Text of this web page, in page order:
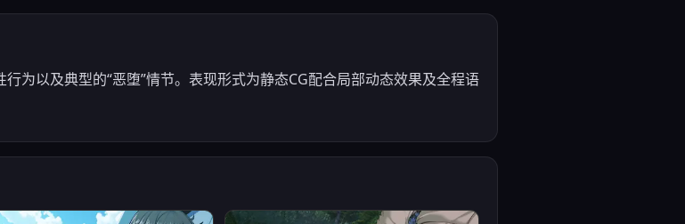
为以及典型的“恶堕”情节。表现形式为静态CG配合局部动态效果及全程语